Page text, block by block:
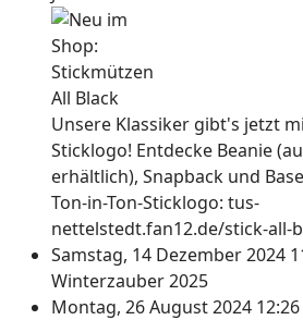
Unsere Klassiker gibt's jetzt
Sticklogo! Entdecke Beanie
erhältlich), Snapback und
Ton-in-Ton-Sticklogo: tus-
nettelstedt.fan12.de/stick-all-
Samstag, 14 Dezember 2024
Winterzauber 2025
Montag, 26 August 2024 12:26